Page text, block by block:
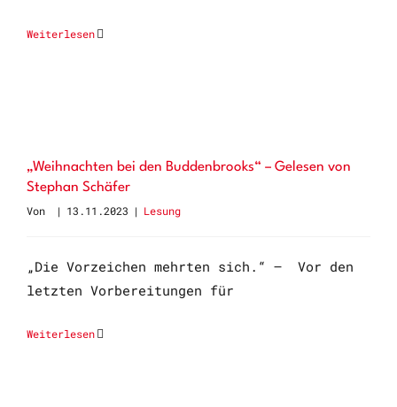
Weiterlesen
„Weihnachten bei den Buddenbrooks“ – Gelesen von
Stephan Schäfer
Von
| 13.11.2023 | Lesung
„Die Vorzeichen mehrten sich.“ – Vor den
letzten Vorbereitungen für
Weiterlesen